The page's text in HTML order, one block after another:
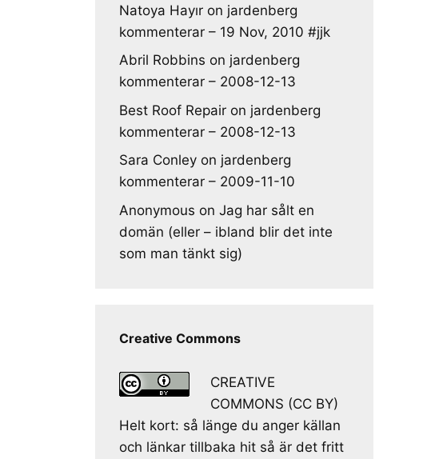
Natoya Hayır on jardenberg
kommenterar – 19 Nov, 2010 #jjk
Abril Robbins on jardenberg
kommenterar – 2008-12-13
Best Roof Repair on jardenberg
kommenterar – 2008-12-13
Sara Conley on jardenberg
kommenterar – 2009-11-10
Anonymous on Jag har sålt en
domän (eller – ibland blir det inte
som man tänkt sig)
Creative Commons
CREATIVE
COMMONS (CC BY)
Helt kort: så länge du anger källan
och länkar tillbaka hit så är det fritt